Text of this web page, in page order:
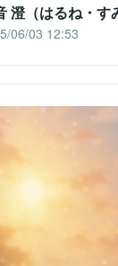
澄（はるね・す
06/03 12:53